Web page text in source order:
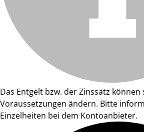
Das Entgelt bzw. der Zinssatz
Voraussetzungen ändern. Bitte
Einzelheiten bei dem Kontoanbieter.